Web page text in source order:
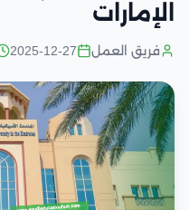
الإمارات
فريق العمل 2025-12-27